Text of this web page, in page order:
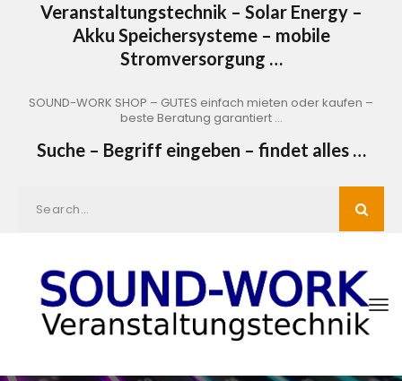
Veranstaltungstechnik – Solar Energy –
Akku Speichersysteme – mobile
Stromversorgung …
SOUND-WORK SHOP – GUTES einfach mieten oder kaufen –
beste Beratung garantiert …
Suche – Begriff eingeben – findet alles …